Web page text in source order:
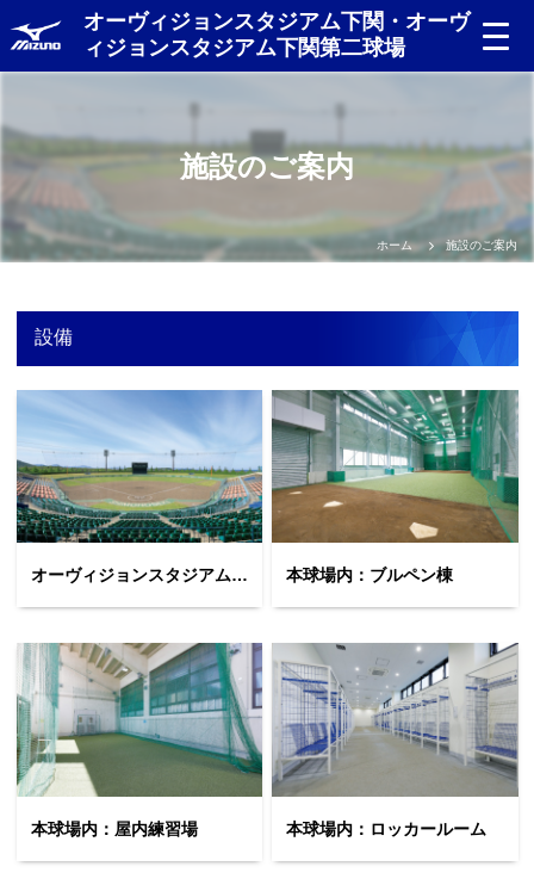
オーヴィジョンスタジアム下関・オーヴ
ィジョンスタジアム下関第二球場
施設のご案内
ホーム 施設のご案内
設備
オーヴィジョンスタジアム下関 (本球場) 本球場内：ブルペン棟
本球場内：屋内練習場 本球場内：ロッカールーム